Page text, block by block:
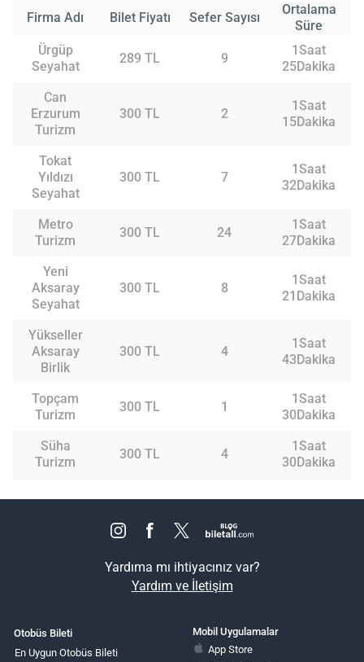
Firma Adı Bilet Fiyatı Sefer Sayısı
Ortalama
Süre
Ürgüp
Seyahat
289 TL 9
1Saat
25Dakika
Can
Erzurum
Turizm
300 TL 2
1Saat
15Dakika
Tokat
Yıldızı
Seyahat
300 TL 7
1Saat
32Dakika
Metro
Turizm
300 TL 24
1Saat
27Dakika
Yeni
Aksaray
Seyahat
300 TL 8
1Saat
21Dakika
Yükseller
Aksaray
Birlik
300 TL 4
1Saat
43Dakika
Topçam
Turizm
300 TL 1
1Saat
30Dakika
Süha
Turizm
300 TL 4
1Saat
30Dakika
Yardıma mı ihtiyacınız var?
Yardım ve İletişim
Otobüs Bileti
En Uygun Otobüs Bileti
Mobil Uygulamalar
App Store